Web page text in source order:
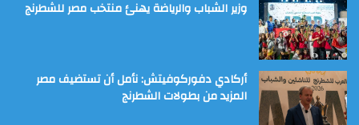
وزير الشباب والرياضة يهنئ منتخب مصر للشطرنج
أركادي دفوركوفيتش: نأمل أن تستضيف مصر
المزيد من بطولات الشطرنج